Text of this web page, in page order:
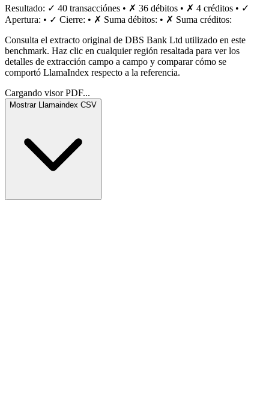
Resultado: ✓ 40 transacciónes • ✗ 36 débitos • ✗ 4 créditos • ✓
Apertura: • ✓ Cierre: • ✗ Suma débitos: • ✗ Suma créditos:
Consulta el extracto original de DBS Bank Ltd utilizado en este
benchmark. Haz clic en cualquier región resaltada para ver los
detalles de extracción campo a campo y comparar cómo se
comportó LlamaIndex respecto a la referencia.
Cargando visor PDF...
Mostrar Llamaindex CSV